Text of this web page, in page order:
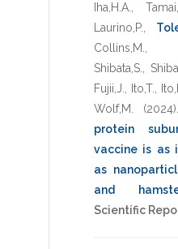
Iha,H.A.,
Laurino,P.,
Collins,M.
Shibata,S.,
Fujii,J., Ito,T.,
Wolf,M.
(2024)
protein
vaccine is as
as
and
Scientific